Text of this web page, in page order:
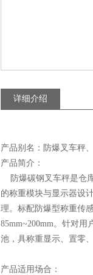
详细介绍
产品别名：防爆叉车秤
产品简介：
防爆碳钢叉车秤是仓
的称重模块与显示器设
理。标配防爆型称重传
85mm~200mm。针对
池，具称重显示、置零
产品适用场合：